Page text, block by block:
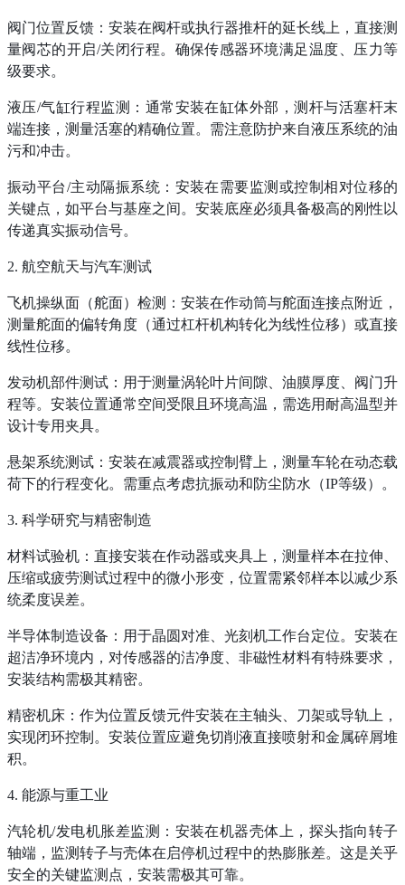
阀门位置反馈：安装在阀杆或执行器推杆的延长线上，直接测
量阀芯的开启/关闭行程。确保传感器环境满足温度、压力等
级要求。
液压/气缸行程监测：通常安装在缸体外部，测杆与活塞杆末
端连接，测量活塞的精确位置。需注意防护来自液压系统的油
污和冲击。
振动平台/主动隔振系统：安装在需要监测或控制相对位移的
关键点，如平台与基座之间。安装底座必须具备极高的刚性以
传递真实振动信号。
2. 航空航天与汽车测试
飞机操纵面（舵面）检测：安装在作动筒与舵面连接点附近，
测量舵面的偏转角度（通过杠杆机构转化为线性位移）或直接
线性位移。
发动机部件测试：用于测量涡轮叶片间隙、油膜厚度、阀门升
程等。安装位置通常空间受限且环境高温，需选用耐高温型并
设计专用夹具。
悬架系统测试：安装在减震器或控制臂上，测量车轮在动态载
荷下的行程变化。需重点考虑抗振动和防尘防水（IP等级）。
3. 科学研究与精密制造
材料试验机：直接安装在作动器或夹具上，测量样本在拉伸、
压缩或疲劳测试过程中的微小形变，位置需紧邻样本以减少系
统柔度误差。
半导体制造设备：用于晶圆对准、光刻机工作台定位。安装在
超洁净环境内，对传感器的洁净度、非磁性材料有特殊要求，
安装结构需极其精密。
精密机床：作为位置反馈元件安装在主轴头、刀架或导轨上，
实现闭环控制。安装位置应避免切削液直接喷射和金属碎屑堆
积。
4. 能源与重工业
汽轮机/发电机胀差监测：安装在机器壳体上，探头指向转子
轴端，监测转子与壳体在启停机过程中的热膨胀差。这是关乎
安全的关键监测点，安装需极其可靠。